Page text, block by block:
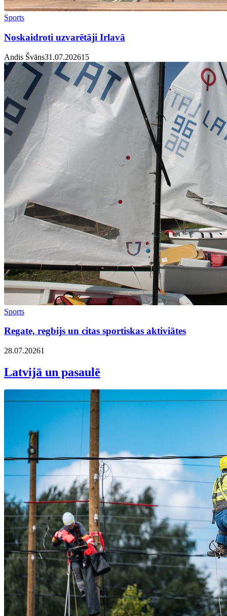
Sports
Noskaidroti uzvarētāji Irlavā
Andis Švāns31.07.20261 5
Sports
Regate, regbijs un citas sportiskas aktiviātes
28.07.20261
Latvijā un pasaulē